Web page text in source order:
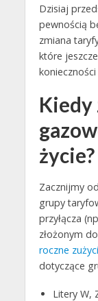
Dzisiaj
pewnością
zmiana
które
życie?
Zacznijmy
grupy
przyłącza
złożonym do
roczne
dotyczące
Litery W,